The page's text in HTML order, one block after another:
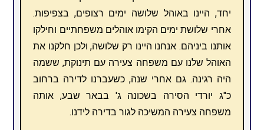
יחד, היינו באוהל שלושה ימים רצופים, בצפיפות.
אחרי שלושת ימים הקימו אוהלים משפחתיים וחילקו
אותנו ביניהם. אנחנו היינו רק שלושה, ולכן חלקנו את
האוהל שלנו עם משפחה צעירה עם תינוקת, ששמה
היה רגינה. גם אחרי שנה, כשעברנו לדירה ברחוב
כ"ג יורדי הסירה בשכונה ג' בבאר שבע, אותה
משפחה צעירה המשיכה לגור בדירה לידנו.